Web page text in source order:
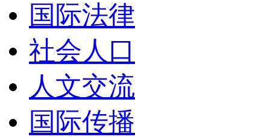
国际法律
社会人口
人文交流
国际传播